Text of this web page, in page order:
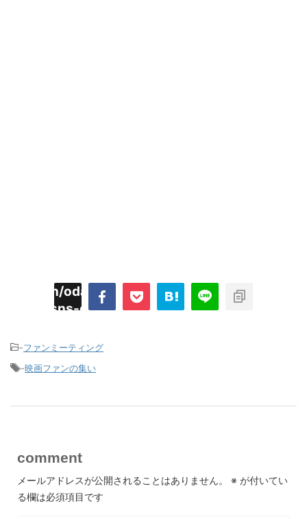
odaiji.com/public_html/blog/wp-
sns-count-cache/sns-count-
-ファンミーティング
-映画ファンの集い
comment
メールアドレスが公開されることはありません。 ※ が付いてい
る欄は必須項目です